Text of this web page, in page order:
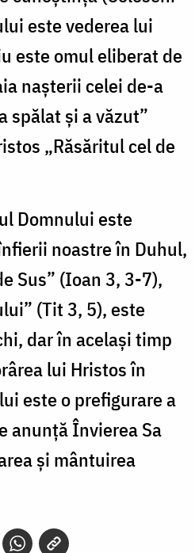
este vederea lui
este omul eliberat de
naşterii celei de-a
spălat şi a văzut”
„Răsăritul cel de
Domnului este
noastre în Duhul,
Sus” (Ioan 3, 3-7),
(Tit 3, 5), este
dar în același timp
lui Hristos în
este o prefigurare a
anunţă Învierea Sa
și mântuirea